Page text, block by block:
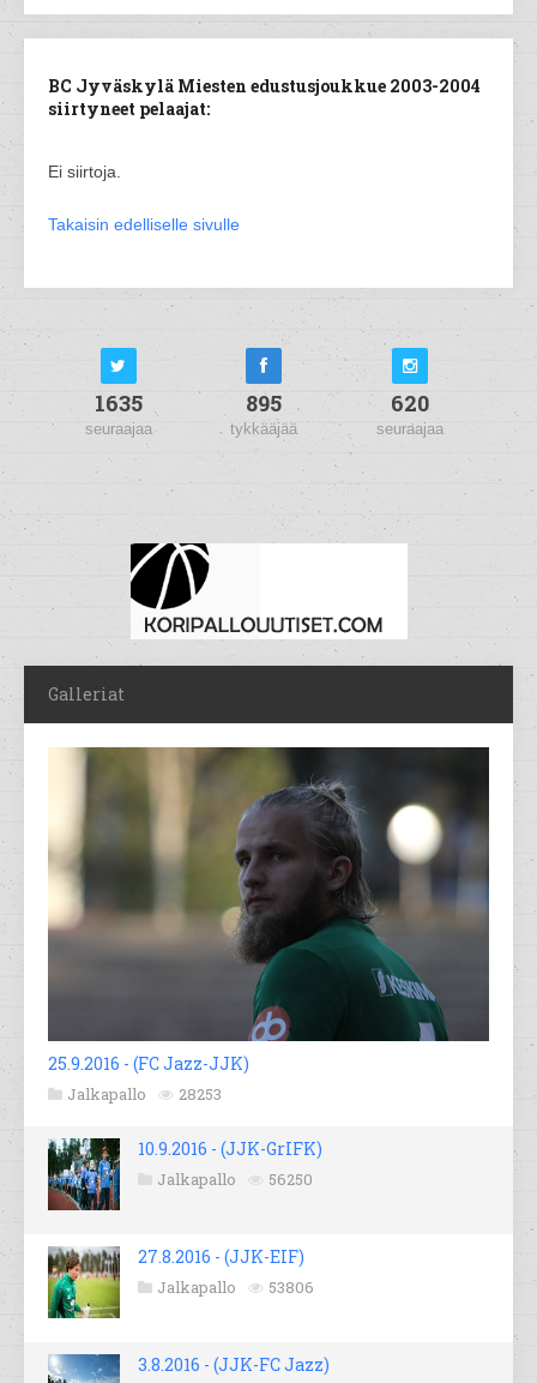
BC Jyväskylä Miesten edustusjoukkue 2003-2004
siirtyneet pelaajat:
Ei siirtoja.
Takaisin edelliselle sivulle
1635
seuraajaa
895
tykkääjää
620
seuraajaa
Galleriat
25.9.2016 - (FC Jazz-JJK)
Jalkapallo 28253
10.9.2016 - (JJK-GrIFK)
Jalkapallo 56250
27.8.2016 - (JJK-EIF)
Jalkapallo 53806
3.8.2016 - (JJK-FC Jazz)